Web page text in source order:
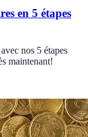
en 5 étapes
nos 5 étapes
maintenant!